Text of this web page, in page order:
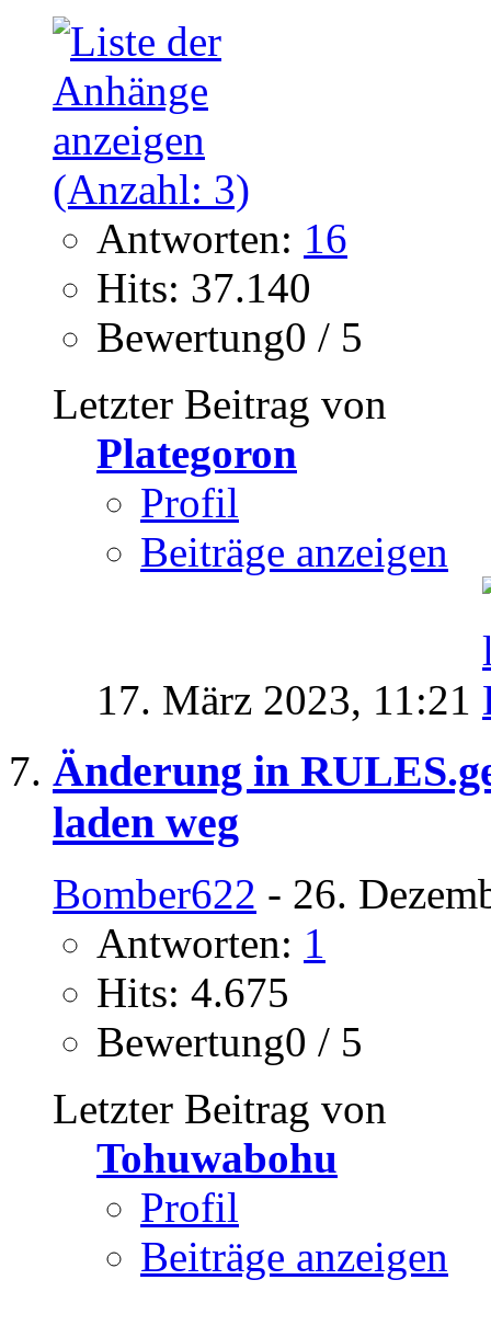
Antworten: 16
Hits: 37.140
Bewertung0 / 5
Letzter Beitrag von
Plategoron
Profil
Beiträge anzeigen
17. März 2023, 11:21
Änderung in
laden weg
Bomber622 - 26.
Antworten: 1
Hits: 4.675
Bewertung0 / 5
Letzter Beitrag von
Tohuwabohu
Profil
Beiträge anzeigen